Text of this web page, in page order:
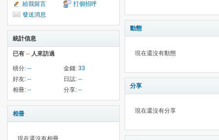
給我留言
打個招呼
發送消息
統計信息
已有 -- 人來訪過
積分: -- 金錢: 33
好友: -- 日誌: --
相冊: -- 分享: --
相冊
現在還沒有相冊
動態
現在還沒有動態
分享
現在還沒有分享